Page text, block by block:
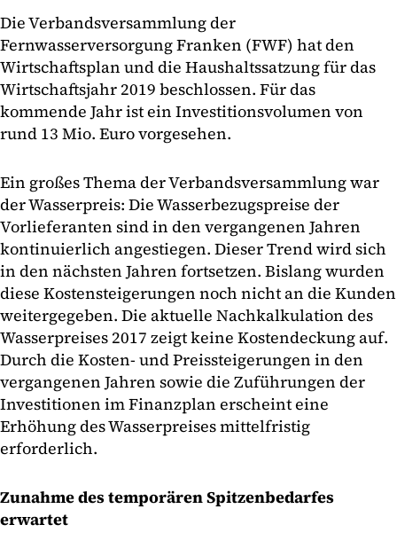
Die Verbandsversammlung der
Fernwasserversorgung Franken (FWF) hat den
Wirtschaftsplan und die Haushaltssatzung für das
Wirtschaftsjahr 2019 beschlossen. Für das
kommende Jahr ist ein Investitionsvolumen von
rund 13 Mio. Euro vorgesehen.
Ein großes Thema der Verbandsversammlung war
der Wasserpreis: Die Wasserbezugspreise der
Vorlieferanten sind in den vergangenen Jahren
kontinuierlich angestiegen. Dieser Trend wird sich
in den nächsten Jahren fortsetzen. Bislang wurden
diese Kostensteigerungen noch nicht an die Kunden
weitergegeben. Die aktuelle Nachkalkulation des
Wasserpreises 2017 zeigt keine Kostendeckung auf.
Durch die Kosten- und Preissteigerungen in den
vergangenen Jahren sowie die Zuführungen der
Investitionen im Finanzplan erscheint eine
Erhöhung des Wasserpreises mittelfristig
erforderlich.
Zunahme des temporären Spitzenbedarfes
erwartet